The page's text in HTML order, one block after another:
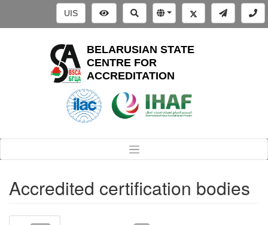
UIS
BELARUSIAN STATE
CENTRE FOR
ACCREDITATION
Accredited certification bodies